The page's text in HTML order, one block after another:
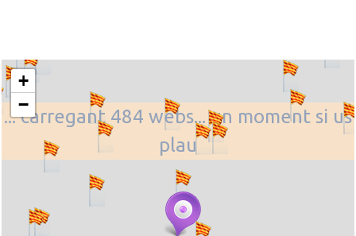
... carregant 484 webs... un moment si us
plau
+
−